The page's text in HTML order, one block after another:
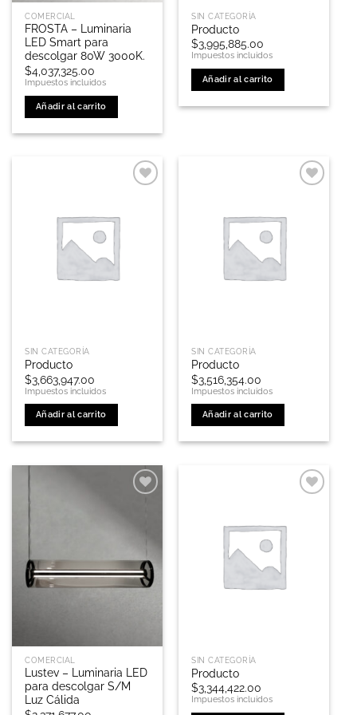
producto
COMERCIAL
FROSTA – Luminaria
LED Smart para
descolgar 80W 3000K.
$4,037,325.00
Impuestos incluidos
Añadir al carrito
SIN CATEGORÍA
Producto
$3,995,885.00
Impuestos incluidos
Añadir al carrito
SIN CATEGORÍA
Producto
$3,663,947.00
Impuestos incluidos
Añadir al carrito
SIN CATEGORÍA
Producto
$3,516,354.00
Impuestos incluidos
Añadir al carrito
COMERCIAL
Lustev – Luminaria LED
para descolgar S/M
Luz Cálida
SIN CATEGORÍA
Producto
$3,344,422.00
Impuestos incluidos